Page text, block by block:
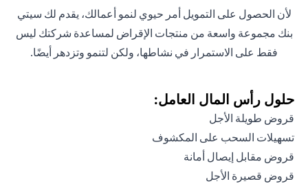
لأن الحصول على التمويل أمر حيوي لنمو أعمالك، يقدم لك سيتي
بنك مجموعة واسعة من منتجات الإقراض لمساعدة شركتك ليس
فقط على الاستمرار في نشاطها، ولكن لتنمو وتزدهر أيضًا.
حلول رأس المال العامل:
قروض طويلة الأجل
تسهيلات السحب على المكشوف
قروض مقابل إيصال أمانة
قروض قصيرة الأجل